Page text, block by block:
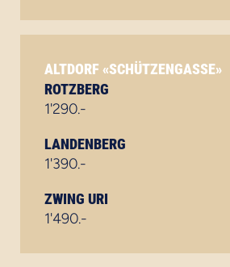
ALTDORF «SCHÜTZENGASSE»
ROTZBERG
1'290.-
LANDENBERG
1'390.-
ZWING URI
1'490.-